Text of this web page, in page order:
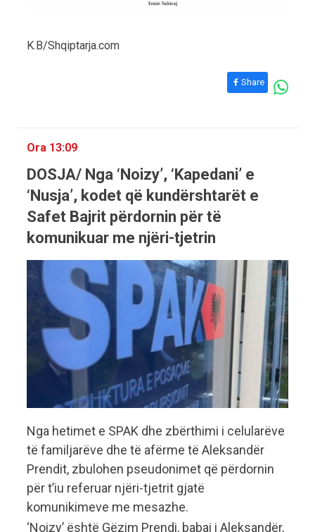
K.B/Shqiptarja.com
Share
Ora 13:09
DOSJA/ Nga ‘Noizy’, ‘Kapedani’ e
‘Nusja’, kodet që kundërshtarët e
Safet Bajrit përdornin për të
komunikuar me njëri-tjetrin
Nga hetimet e SPAK dhe zbërthimi i celularëve
të familjarëve dhe të afërme të Aleksandër
Prendit, zbulohen pseudonimet që përdornin
për t’iu referuar njëri-tjetrit gjatë
komunikimeve me mesazhe.
‘Noizy’ është Gëzim Prendi, babai i Aleksandër,